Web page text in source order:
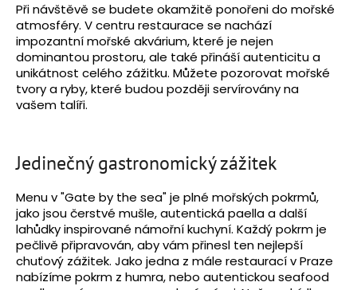
Při návštěvě se budete okamžitě ponořeni do mořské
atmosféry. V centru restaurace se nachází
impozantní mořské akvárium, které je nejen
dominantou prostoru, ale také přináší autenticitu a
unikátnost celého zážitku. Můžete pozorovat mořské
tvory a ryby, které budou později servírovány na
vašem talíři.
Jedinečný gastronomický zážitek
Menu v "Gate by the sea" je plné mořských pokrmů,
jako jsou čerstvé mušle, autentická paella a další
lahůdky inspirované námořní kuchyní. Každý pokrm je
pečlivě připravován, aby vám přinesl ten nejlepší
chuťový zážitek. Jako jedna z mále restaurací v Praze
nabízíme pokrm z humra, nebo autentickou seafood
t
?